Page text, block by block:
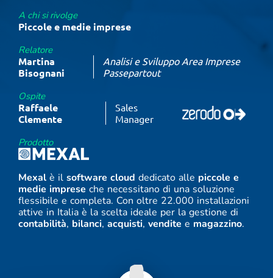
A chi si rivolge
Piccole e medie imprese
Relatore
Martina
Bisognani
Analisi e Sviluppo Area Imprese
Passepartout
Ospite
Raffaele
Clemente
Sales
Manager
Prodotto
Mexal è il software cloud dedicato alle piccole e
medie imprese che necessitano di una soluzione
flessibile e completa. Con oltre 22.000 installazioni
attive in Italia è la scelta ideale per la gestione di
contabilità, bilanci, acquisti, vendite e magazzino.